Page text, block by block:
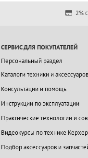
2%
СЕРВИС ДЛЯ ПОКУПАТЕЛЕЙ
Персональный раздел
Каталоги техники и аксессуаров
Консультации и помощь
Инструкции по эксплуатации
Практические технологии и
Видеокурсы по технике Керхер
Подбор аксессуаров и